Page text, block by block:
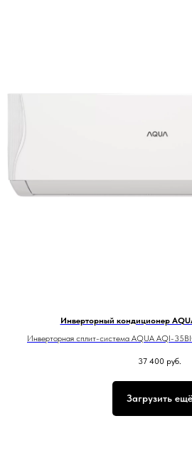
Инверторный кондиционер
Инверторная сплит-система AQUA AQI-
37 400 руб.
Загрузить ещё